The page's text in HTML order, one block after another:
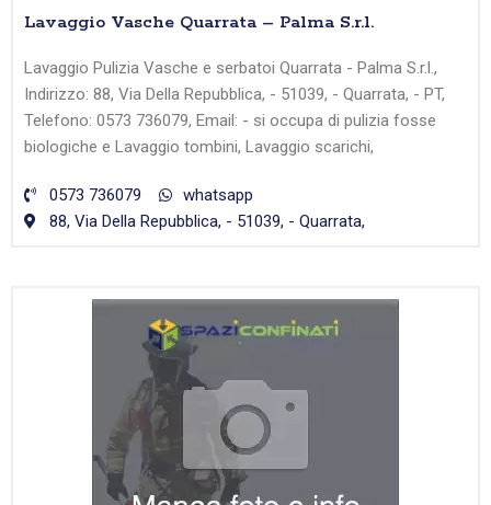
Lavaggio Vasche Quarrata – Palma S.r.l.
Lavaggio Pulizia Vasche e serbatoi Quarrata - Palma S.r.l.,
Indirizzo: 88, Via Della Repubblica, - 51039, - Quarrata, - PT,
Telefono: 0573 736079, Email: - si occupa di pulizia fosse
biologiche e Lavaggio tombini, Lavaggio scarichi,
0573 736079
whatsapp
88, Via Della Repubblica, - 51039, - Quarrata,